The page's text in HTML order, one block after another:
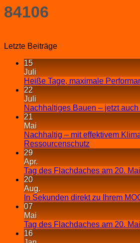
84106
Letzte Beiträge
15
Juli
Heiße Tage, maximale
22
Juli
Nachhaltiges Bauen – jetzt
21
Mai
Nachhaltig – mit effektivem
Ressourcenschutz
29
Apr.
Tag des Flachdaches am 20.
20
Aug.
In Sekunden direkt zu Ihrem
07
Mai
Tag des Flachdaches am 20.
16